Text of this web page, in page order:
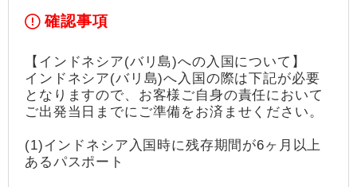
確認事項
【インドネシア(バリ島)への入国について】
インドネシア(バリ島)へ入国の際は下記が必要
となりますので、お客様ご自身の責任において
ご出発当日までにご準備をお済ませください。
(1)インドネシア入国時に残存期間が6ヶ月以上
あるパスポート